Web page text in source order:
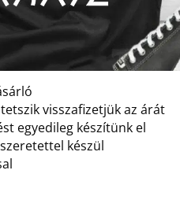
visszafizetjük az árát
egyedileg készítünk el
készül